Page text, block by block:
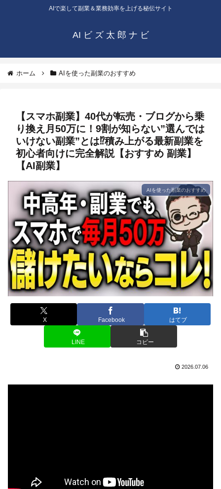
AIで楽して副業＆業務効率を上げる秘伝サイト
AI ビ ズ 太 郎 ナ ビ
ホーム AIを使った副業のおすすめ
【スマホ副業】40代が転売・ブログから乗
り換え月50万に！9割が知らない”選んでは
いけない副業”とは⁉積み上がる最新副業を
初心者向けに完全解説【おすすめ 副業】
【AI副業】
AIを使った副業のおすすめ
X Facebook はてブ
LINE コピー
2026.07.06